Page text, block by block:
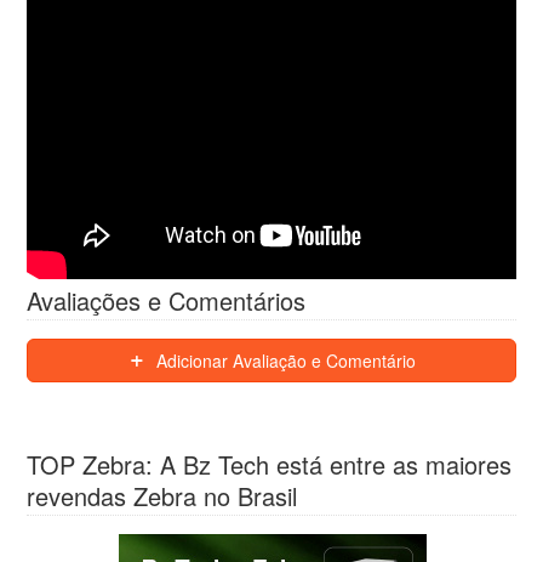
Avaliações e Comentários
Adicionar Avaliação e Comentário
TOP Zebra: A Bz Tech está entre as maiores
revendas Zebra no Brasil